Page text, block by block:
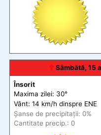
🕆 Sâmbătă, 15
Însorit
Maxima zilei: 30°
Vânt: 14 km/h dinspre ENE
Șanse de precipitații: 0%
Cantitate precip.: 0